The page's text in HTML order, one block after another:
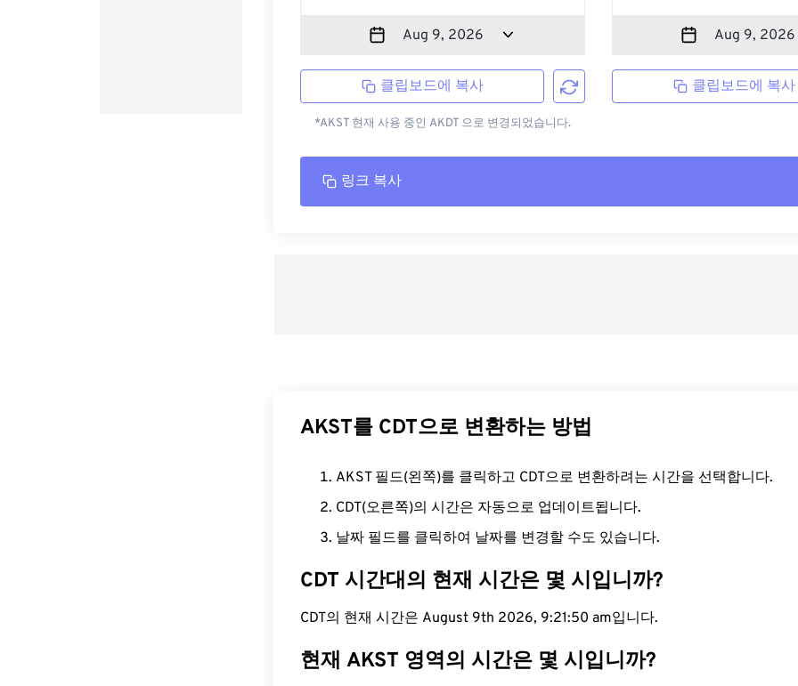
클립보드에 복사
*AKST 현재 사용 중인 AKDT 으로 변경되었습니다.
클립보드에 복사
링크 복사
AKST를 CDT으로 변환하는 방법
AKST 필드(왼쪽)를 클릭하고 CDT으로 변환하려는 시간을 선택합니다.
CDT(오른쪽)의 시간은 자동으로 업데이트됩니다.
날짜 필드를 클릭하여 날짜를 변경할 수도 있습니다.
CDT 시간대의 현재 시간은 몇 시입니까?
CDT의 현재 시간은 August 9th 2026, 9:21:51 am입니다.
현재 AKST 영역의 시간은 몇 시입니까?